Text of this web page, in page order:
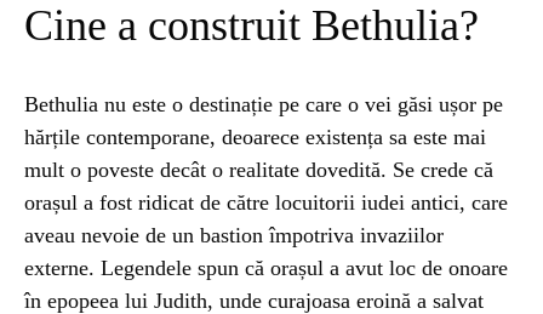
Cine a construit Bethulia?
Bethulia nu este o destinație pe care o vei găsi ușor pe
hărțile contemporane, deoarece existența sa este mai
mult o poveste decât o realitate dovedită. Se crede că
orașul a fost ridicat de către locuitorii iudei antici, care
aveau nevoie de un bastion împotriva invaziilor
externe. Legendele spun că orașul a avut loc de onoare
în epopeea lui Judith, unde curajoasa eroină a salvat
APLICATIA
POPULAR
UNCATEGORIZED 1 year ago
Barajul Trei Defileuri a Încetinit Rotația
Pământului: Mit sau Realitate?